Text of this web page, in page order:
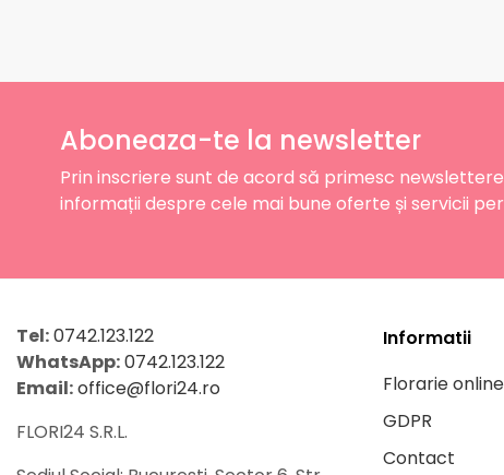
Aboneaza-te la newsletter
Prin inscriere sunt de acord să primesc
informații despre cele mai bune oferte și servicii
Tel:0742.123.122
WhatsApp:0742.123.122
Email:office@flori24.ro
FLORI24 S.R.L.
Informatii
Florarie
GDPR
Contact